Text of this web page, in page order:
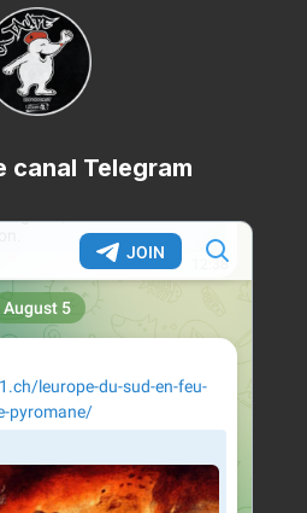
canal Telegram